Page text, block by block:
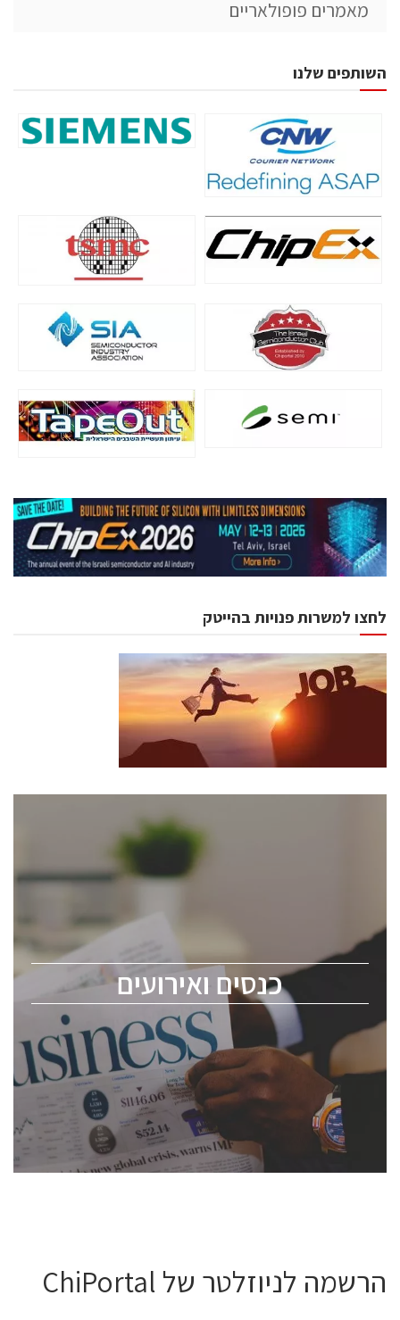
מאמרים פופולאריים
השותפים שלנו
לחצו למשרות פנויות בהייטק
כנסים ואירועים
כנסים ואירועים
לכל העוסקים בתעשיית הסמיקונדקטור כולל מהנדסים,
ChipEx2026 will be held on May 12-13, 2026. The
conference is intended for everyone involved in the
semiconductor industry, including engineers,
professional experts, and senior executives.
לחץ לפרטים
הרשמה לניוזלטר של ChiPortal